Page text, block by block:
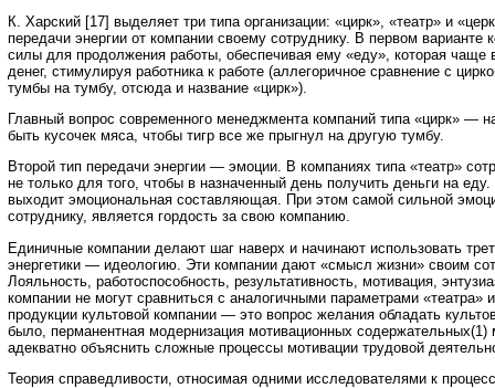
К. Харский [17] выделяет три типа организации: «цирк», «театр» и
передачи энергии от компании своему сотруднику. В первом варианте
силы для продолжения работы, обеспечивая ему «еду», которая чаще
денег, стимулируя работника к работе (аллегоричное сравнение с
тумбы на тумбу, отсюда и название «цирк»).
Главный вопрос современного менеджмента компаний типа «цирк» —
быть кусочек мяса, чтобы тигр все же прыгнул на другую тумбу.
Второй тип передачи энергии — эмоции. В компаниях типа «театр»
не только для того, чтобы в назначенный день получить деньги на
выходит эмоциональная составляющая. При этом самой сильной
сотруднику, является гордость за свою компанию.
Единичные компании делают шаг наверх и начинают использовать
энергетики — идеологию. Эти компании дают «смысл жизни» своим
Лояльность, работоспособность, результативность, мотивация,
компании не могут сравниться с аналогичными параметрами «театра»
продукции культовой компании — это вопрос желания обладать
было, перманентная модернизация мотивационных содержательных(1)
адекватно объяснить сложные процессы мотивации трудовой
Теория справедливости, относимая одними исследователями к